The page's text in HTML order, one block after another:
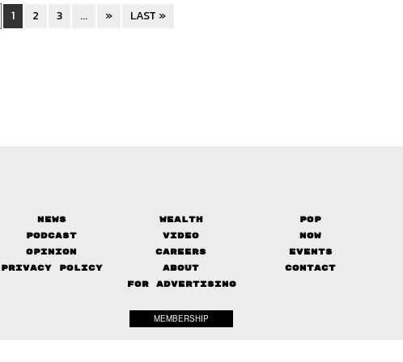
1 2 3 ... » LAST »
News Wealth
Pop
Podcast
Video
Now
Opinion
Careers
Events
Privacy Policy
About
Contact
FOR ADVERTISING
MEMBERSHIP